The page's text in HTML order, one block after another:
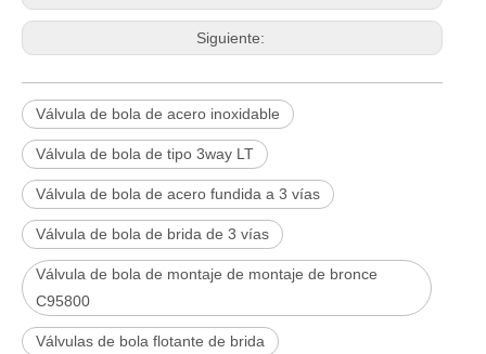
Siguiente:
Válvula de bola de acero inoxidable
Válvula de bola de tipo 3way LT
Válvula de bola de acero fundida a 3 vías
Válvula de bola de brida de 3 vías
Válvula de bola de montaje de montaje de bronce
C95800
Válvulas de bola flotante de brida
2026-06-25
Válvula de compuerta de bronce, níquel y aluminio C95800: diseño técnico, rendimiento y aplicaciones industriales